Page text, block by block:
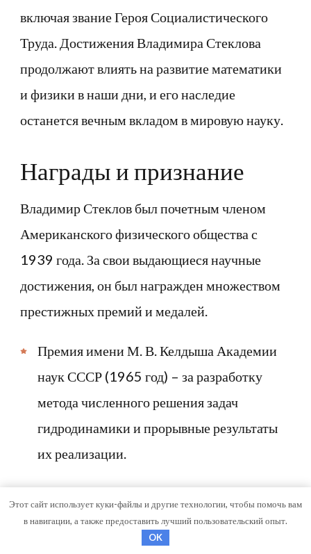
включая звание Героя Социалистического
Труда. Достижения Владимира Стеклова
продолжают влиять на развитие математики
и физики в наши дни, и его наследие
останется вечным вкладом в мировую науку.
Награды и признание
Владимир Стеклов был почетным членом
Американского физического общества с
1939 года. За свои выдающиеся научные
достижения, он был награжден множеством
престижных премий и медалей.
Премия имени М. В. Келдыша Академии
наук СССР (1965 год) – за разработку
метода численного решения задач
гидродинамики и прорывные результаты
их реализации.
Ленинская премия (1967 год) – за теорию
движения высокоскоростных снарядов
внутри жидкости.
Этот сайт использует куки-файлы и другие технологии, чтобы помочь вам
в навигации, а также предоставить лучший пользовательский опыт.
OK